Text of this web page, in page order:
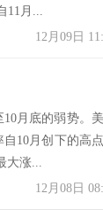
11月...
12月09日
月底的弱势。
10月创下的高
大涨...
12月08日